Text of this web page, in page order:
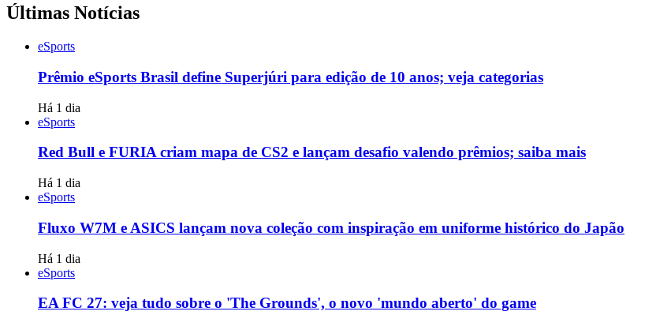
Últimas Notícias
eSports
Prêmio eSports Brasil define Superjúri para edição de 10 anos; veja categorias
Há 1 dia
eSports
Red Bull e FURIA criam mapa de CS2 e lançam desafio valendo prêmios; saiba mais
Há 1 dia
eSports
Fluxo W7M e ASICS lançam nova coleção com inspiração em uniforme histórico do Japão
Há 1 dia
eSports
EA FC 27: veja tudo sobre o 'The Grounds', o novo 'mundo aberto' do game